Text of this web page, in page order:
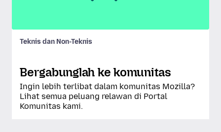
Teknis dan Non-Teknis
Bergabunglah ke komunitas
Ingin lebih terlibat dalam komunitas Mozilla?
Lihat semua peluang relawan di Portal
Komunitas kami.